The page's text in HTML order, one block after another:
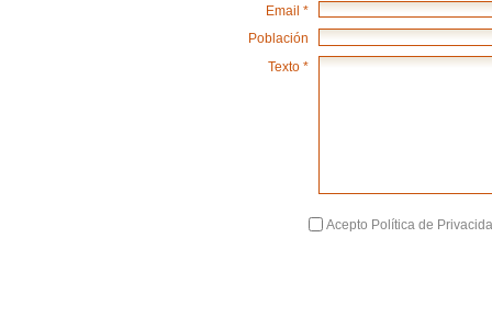
Email *
Población
Texto *
Acepto Política de